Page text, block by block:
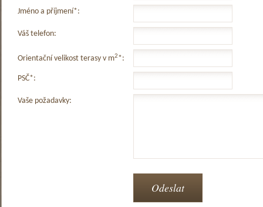
Jméno a příjmení*:
Váš telefon:
Orientační velikost terasy v m2*:
PSČ*:
Vaše požadavky: